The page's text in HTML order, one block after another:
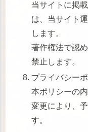
当サイトに掲
は、当サイト
します。
著作権法で認
禁止します。
プライバシー
本ポリシーの
変更により、
す。